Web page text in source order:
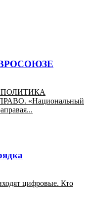
«Национальный
цифровые. Кто